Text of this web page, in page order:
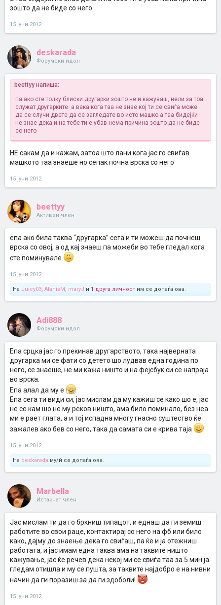
зошто да не биде со него
15 јуни 2012
deskarada
Форумски идол
beettyy напиша:
па ако сте толку блиски другарки зошто не и кажуваш, нели за тоа
служат другарките. а вака кога таа не знае кој ти се свиѓа може
да се случи двете да се загледате во исто машко а таа бидејќи
не знае дека и на тебе ти е убав нема причина зошто да не биде
со него
НЕ сакам да и кажам, затоа што лани кога јас го свиѓав
машкото таа знаеше но сепак почна врска со него
15 јуни 2012
beettyy
Активен член
епа ако била таква “другарка’’ сега и ти можеш да почнеш
врска со овој, а од кај знаеш па можеби во тебе гледал кога
сте поминувале
15 јуни 2012
На Juicy03, AlanisM, maryJ и 1 друга личност им се допаѓа ова.
Adi888
Форумски идол
Епа срцка јас го прекинав другарството, така најверната
другарка ми се фати со детето шо лудвав една година по
него, се знаеше, не ми кажа ништо и на фејсбук си се напраја
во врска.
Епа алал да му е
Епа сега ти види си, јас мислам да му кажиш се како шо е, јас
не се кам шо не му реков ништо, ама било поминало, без неа
ми е рает глата, а и тој испадна многу гнасно суштество ќе
зажалев ако бев со него, така да самата си е крива таја
15 јуни 2012
На deskarada му/ѝ се допаѓа ова.
Marbella
Истакнат член
Јас мислам ти да го бркниш типацот, и еднаш да ги земиш
работите во свои раце, контактирај со него на фб или било
како, дајму до знаење дека го свиѓаш, па ќе и ја отежниш
работата, и јас имам една таква ама на таквите ништо
кажување, јас ќе речев дека некој ми се свиѓа таа за 5 мин ја
гледам отишла и му се пушта, за таквите најдобро е на нивни
начин да ги поразиш за да ги здоболи!
15 јуни 2012